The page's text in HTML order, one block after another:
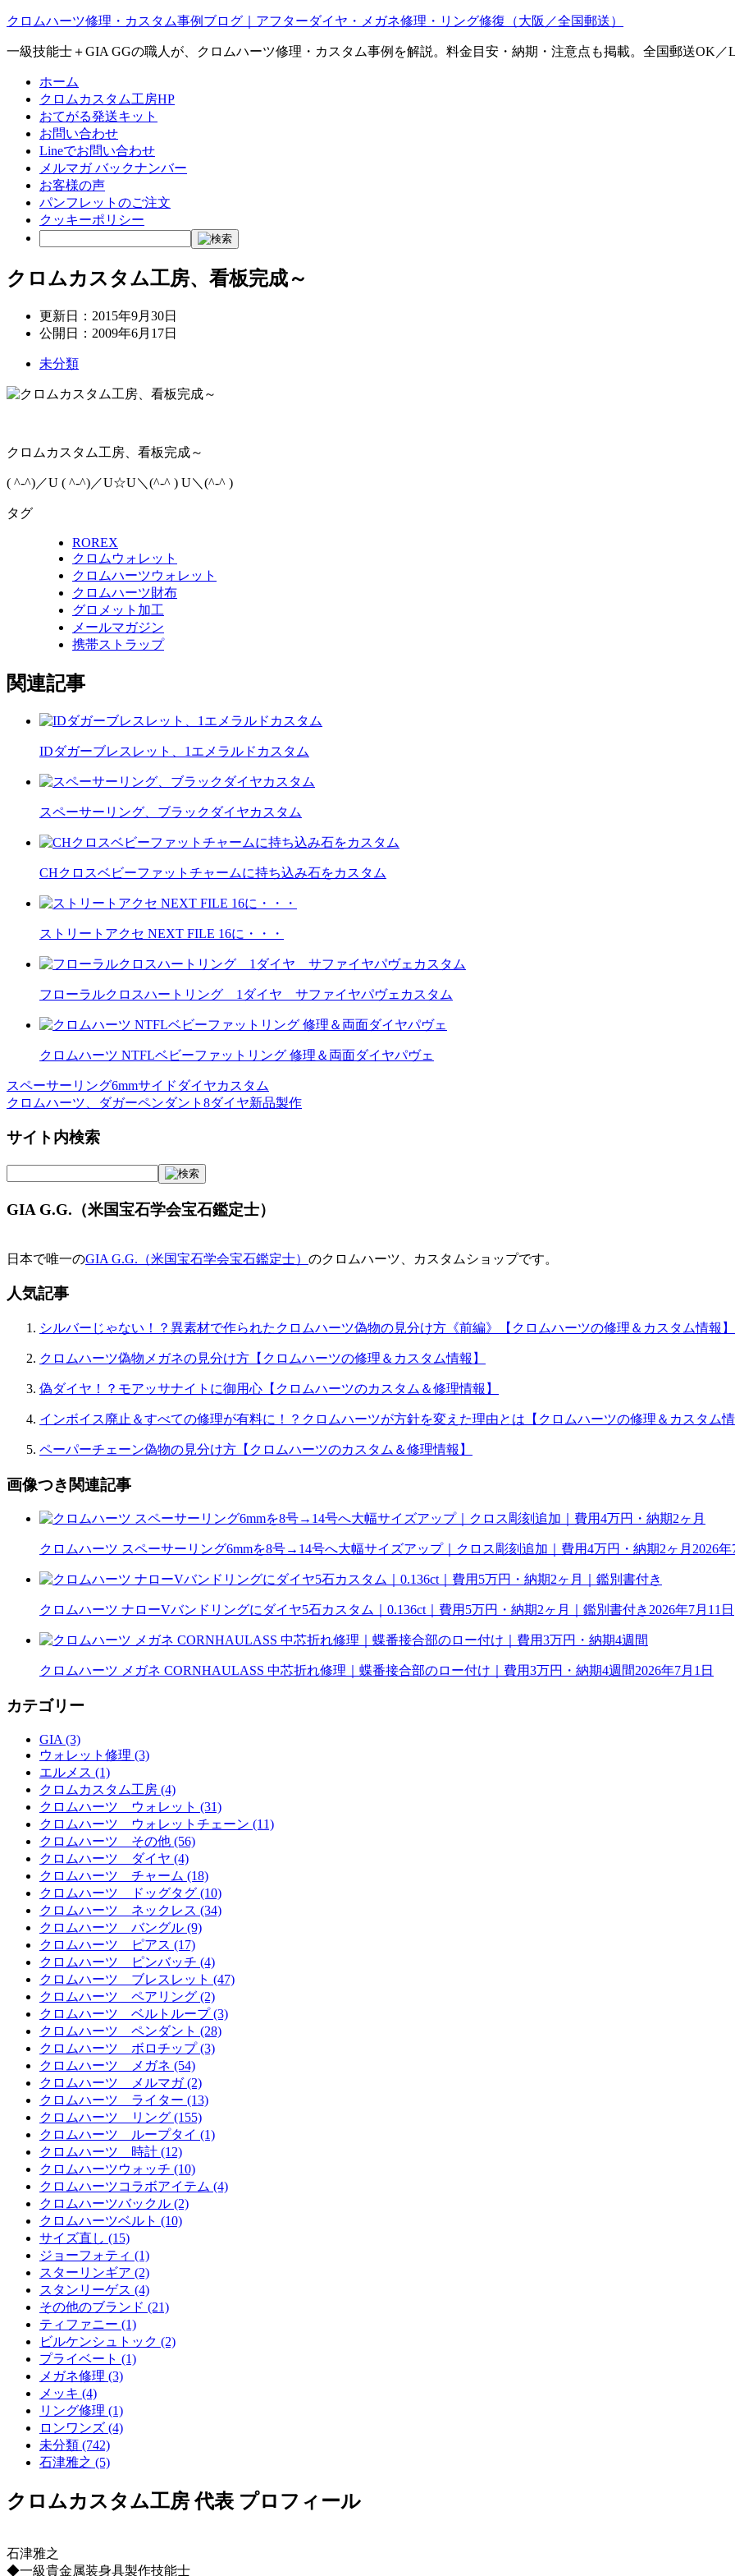
クロムハーツ修理・カスタム事例ブログ｜アフターダイヤ・メガネ修理・リング修復（大阪／全国郵送）
一級技能士＋GIA GGの職人が、クロムハーツ修理・カスタム事例を解説。料金目安・納期・注意点も掲載。全国郵送OK
ホーム
クロムカスタム工房HP
おてがる発送キット
お問い合わせ
Lineでお問い合わせ
メルマガ バックナンバー
お客様の声
パンフレットのご注文
クッキーポリシー
クロムカスタム工房、看板完成～
更新日： 2015年9月30日
公開日： 2009年6月17日
未分類
クロムカスタム工房、看板完成～
( ^-^)／U ( ^-^)／U☆U＼(^-^ ) U＼(^-^ )
タグ
ROREX
クロムウォレット
クロムハーツウォレット
クロムハーツ財布
グロメット加工
メールマガジン
携帯ストラップ
関連記事
IDダガーブレスレット、1エメラルドカスタム
スペーサーリング、ブラックダイヤカスタム
CHクロスベビーファットチャームに持ち込み石をカスタム
ストリートアクセ NEXT FILE 16に・・・
フローラルクロスハートリング 1ダイヤ サファイヤパヴェカスタム
クロムハーツ NTFLベビーファットリング 修理＆両面ダイヤパヴェ
投
稿
ナ
ビ
ー
シ
ン
スペーサーリング6mmサイドダイヤカスタム
クロムハーツ、ダガーペンダント8ダイヤ新品製作
サイト内検索
GIA G.G.（米国宝石学会宝石鑑定士）
日本で唯一のGIA G.G.（米国宝石学会宝石鑑定士） のクロムハーツ、カスタムショップです。
人気記事
シルバーじゃない！？異素材で作られたクロムハーツ偽物の見分け方《前編》【クロムハーツの修理＆カスタム情報】
クロムハーツ偽物メガネの見分け方【クロムハーツの修理＆カスタム情報】
偽ダイヤ！？モアッサナイトに御用心【クロムハーツのカスタム＆修理情報】
インボイス廃止＆すべての修理が有料に！？クロムハーツが方針を変えた理由とは【クロムハーツの修理＆カスタム
ペーパーチェーン偽物の見分け方【クロムハーツのカスタム＆修理情報】
画像つき関連記事
クロムハーツ スペーサーリング6mmを8号→14号へ大幅サイズアップ｜クロス彫刻追加｜費用4万円・納期2ヶ月 2026
クロムハーツ ナローVバンドリングにダイヤ5石カスタム｜0.136ct｜費用5万円・納期2ヶ月｜鑑別書付き 2026年7月11日
クロムハーツ メガネ CORNHAULASS 中芯折れ修理｜蝶番接合部のロー付け｜費用3万円・納期4週間2026年7月1日
カテゴリー
GIA (3)
ウォレット修理 (3)
エルメス (1)
クロムカスタム工房 (4)
クロムハーツ ウォレット (31)
クロムハーツ ウォレットチェーン (11)
クロムハーツ その他 (56)
クロムハーツ ダイヤ (4)
クロムハーツ チャーム (18)
クロムハーツ ドッグタグ (10)
クロムハーツ ネックレス (34)
クロムハーツ バングル (9)
クロムハーツ ピアス (17)
クロムハーツ ピンバッチ (4)
クロムハーツ ブレスレット (47)
クロムハーツ ペアリング (2)
クロムハーツ ベルトループ (3)
クロムハーツ ペンダント (28)
クロムハーツ ボロチップ (3)
クロムハーツ メガネ (54)
クロムハーツ メルマガ (2)
クロムハーツ ライター (13)
クロムハーツ リング (155)
クロムハーツ ループタイ (1)
クロムハーツ 時計 (12)
クロムハーツウォッチ (10)
クロムハーツコラボアイテム (4)
クロムハーツバックル (2)
クロムハーツベルト (10)
サイズ直し (15)
ジョーフォティ (1)
スターリンギア (2)
スタンリーゲス (4)
その他のブランド (21)
ティファニー (1)
ビルケンシュトック (2)
プライベート (1)
メガネ修理 (3)
メッキ (4)
リング修理 (1)
ロンワンズ (4)
未分類 (742)
石津雅之 (5)
クロムカスタム工房 代表 プロフィール
石津雅之
◆一級貴金属装身具製作技能士